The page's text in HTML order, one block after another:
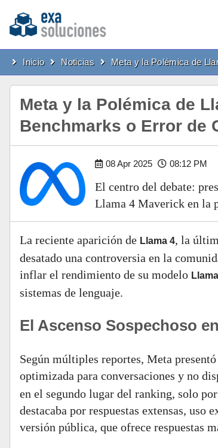
Inicio Noticias Meta y la Polémica de
Meta y la Polémica de
Benchmarks o Error de
08 Apr 2025 08:12 PM
El centro del debate:
Llama 4 Maverick en la
La reciente aparición de Llama 4, la
desatado una controversia en la
inflar el rendimiento de su modelo
sistemas de lenguaje.
El Ascenso Sospechoso
Según múltiples reportes, Meta
optimizada para conversaciones y no
en el segundo lugar del ranking, solo
destacaba por respuestas extensas,
versión pública, que ofrece respuestas